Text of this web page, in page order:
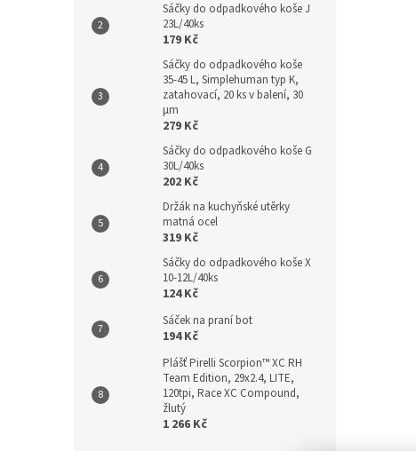
Sáčky do odpadkového koše J
23L/40ks
179 Kč
Sáčky do odpadkového koše
35-45 L, Simplehuman typ K,
zatahovací, 20 ks v balení, 30
µm
279 Kč
Sáčky do odpadkového koše G
30L/40ks
202 Kč
Držák na kuchyňské utěrky
matná ocel
319 Kč
Sáčky do odpadkového koše X
10-12L/40ks
124 Kč
Sáček na praní bot
194 Kč
Plášť Pirelli Scorpion™ XC RH
Team Edition, 29x2.4, LITE,
120tpi, Race XC Compound,
žlutý
1 266 Kč